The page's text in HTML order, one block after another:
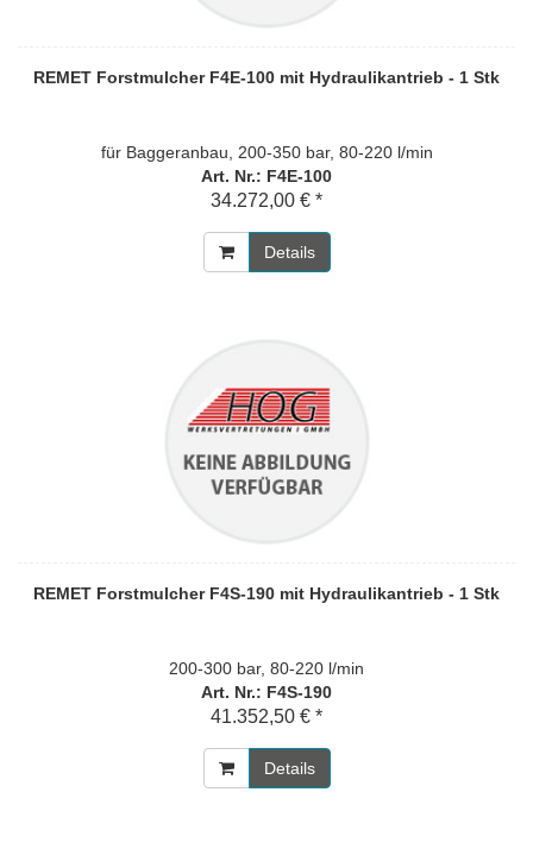
REMET Forstmulcher F4E-100 mit Hydraulikantrieb - 1 Stk
für Baggeranbau, 200-350 bar, 80-220 l/min
Art. Nr.: F4E-100
34.272,00 € *
Details
REMET Forstmulcher F4S-190 mit Hydraulikantrieb - 1 Stk
200-300 bar, 80-220 l/min
Art. Nr.: F4S-190
41.352,50 € *
Details